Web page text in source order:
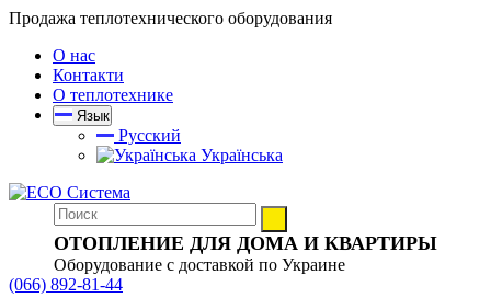
Продажа теплотехнического оборудования
О нас
Контакти
О теплотехнике
Язык
Русский
Українська
ОТОПЛЕНИЕ ДЛЯ ДОМА И КВАРТИРЫ
Оборудование с доставкой по Украине
(066) 892-81-44